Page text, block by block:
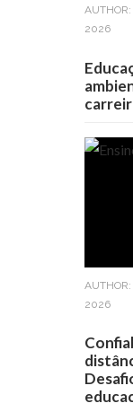
AUTHOR:
2026
AUTHOR:
2026